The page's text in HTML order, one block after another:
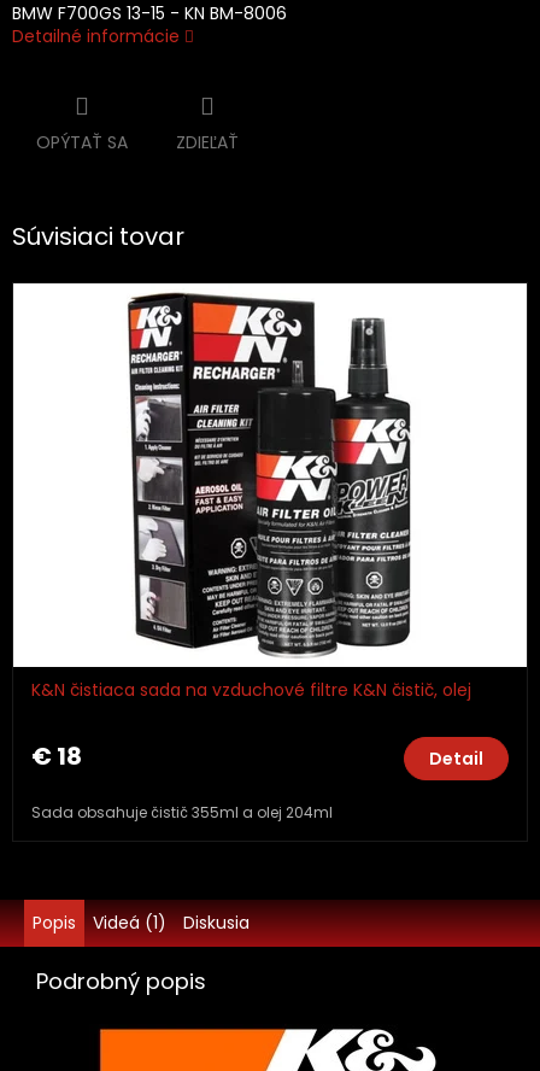
BMW F700GS 13-15 - KN BM-8006
Detailné informácie
OPÝTAŤ SA ZDIEĽAŤ
Súvisiaci tovar
K&N čistiaca sada na vzduchové filtre K&N čistič, olej
€ 18 Detail
Sada obsahuje čistič 355ml a olej 204ml
Popis Videá (1) Diskusia
Podrobný popis